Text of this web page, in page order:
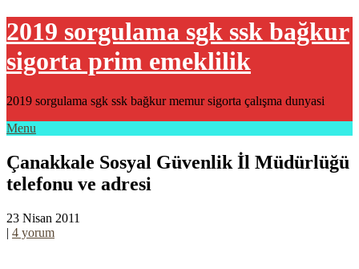
2019 sorgulama sgk ssk bağkur
sigorta prim emeklilik
2019 sorgulama sgk ssk bağkur memur sigorta çalışma dunyasi
Menu
Çanakkale Sosyal Güvenlik İl Müdürlüğü
telefonu ve adresi
23 Nisan 2011
| 4 yorum